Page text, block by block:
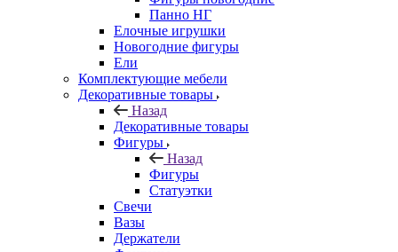
Панно НГ
Елочные игрушки
Новогодние фигуры
Ели
Комплектующие мебели
Декоративные товары
Назад
Декоративные товары
Фигуры
Назад
Фигуры
Статуэтки
Свечи
Вазы
Держатели